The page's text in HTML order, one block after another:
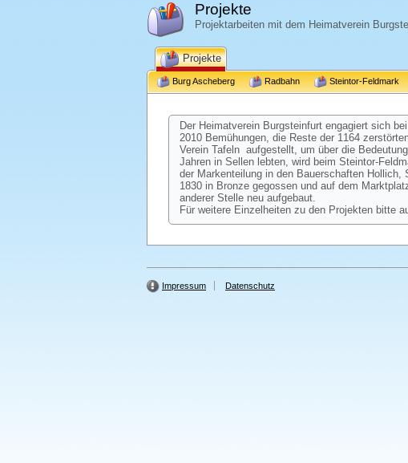
Projekte
Projektarbeiten mit dem Heimatverein
Projekte
Burg Ascheberg Radbahn Steintor-Feldmark
Der Heimatverein Burgsteinfurt engagiert sich
2010 Bemühungen, die Reste der 1164
Verein Tafeln aufgestellt, um über die
Jahren in Sellen lebten, wird beim Steintor-
der Markenteilung in den Bauerschaften
1830 in Bronze gegossen und auf dem
anderer Stelle neu aufgebaut.
Für weitere Einzelheiten zu den Projekten bitte
Impressum Datenschutz